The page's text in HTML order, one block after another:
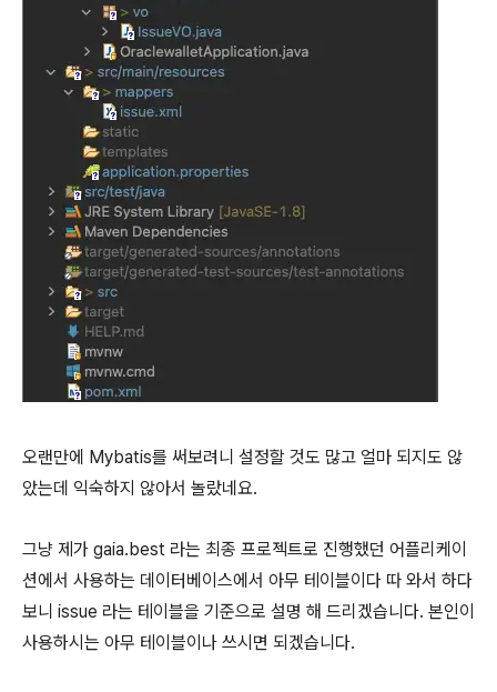
오랜만에 Mybatis를 써보려니 설정할 것도 많고 얼마 되지도 않
았는데 익숙하지 않아서 놀랐네요.
그냥 제가 gaia.best 라는 최종 프로젝트로 진행했던 어플리케이
션에서 사용하는 데이터베이스에서 아무 테이블이다 따 와서 하다
보니 issue 라는 테이블을 기준으로 설명 해 드리겠습니다. 본인이
사용하시는 아무 테이블이나 쓰시면 되겠습니다.